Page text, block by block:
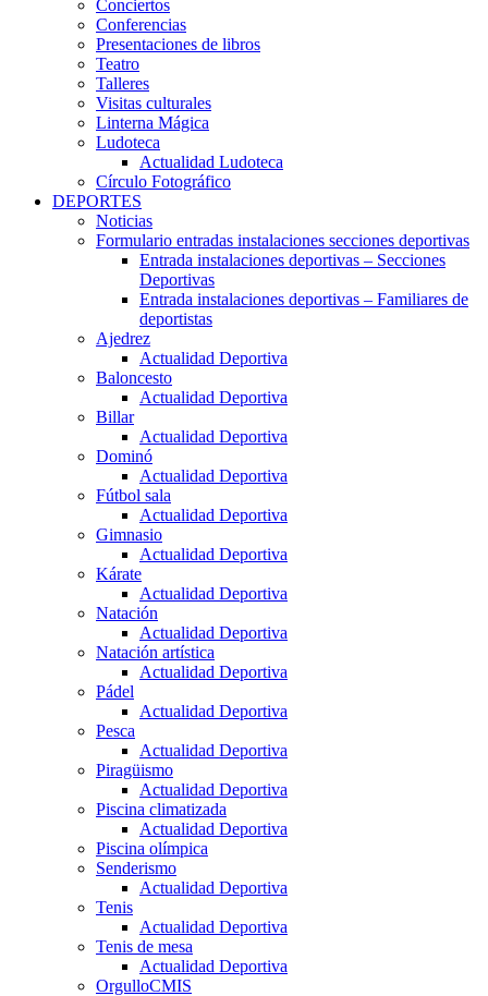
Conciertos
Conferencias
Presentaciones de libros
Teatro
Talleres
Visitas culturales
Linterna Mágica
Ludoteca
Actualidad Ludoteca
Círculo Fotográfico
DEPORTES
Noticias
Formulario entradas instalaciones secciones deportivas
Entrada instalaciones deportivas – Secciones
Deportivas
Entrada instalaciones deportivas – Familiares de
deportistas
Ajedrez
Actualidad Deportiva
Baloncesto
Actualidad Deportiva
Billar
Actualidad Deportiva
Dominó
Actualidad Deportiva
Fútbol sala
Actualidad Deportiva
Gimnasio
Actualidad Deportiva
Kárate
Actualidad Deportiva
Natación
Actualidad Deportiva
Natación artística
Actualidad Deportiva
Pádel
Actualidad Deportiva
Pesca
Actualidad Deportiva
Piragüismo
Actualidad Deportiva
Piscina climatizada
Actualidad Deportiva
Piscina olímpica
Senderismo
Actualidad Deportiva
Tenis
Actualidad Deportiva
Tenis de mesa
Actualidad Deportiva
OrgulloCMIS